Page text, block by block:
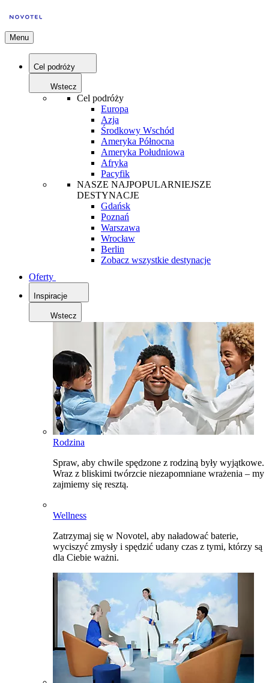
Menu
Cel podróży
Wstecz
Cel podróży
Europa
Azja
Środkowy Wschód
Ameryka Północna
Ameryka Południowa
Afryka
Pacyfik
NASZE NAJPOPULARNIEJSZE
DESTYNACJE
Gdańsk
Poznań
Warszawa
Wrocław
Berlin
Zobacz wszystkie destynacje
Oferty
Inspiracje
Wstecz
Rodzina
Spraw, aby chwile spędzone z rodziną były wyjątkowe.
Wraz z bliskimi twórzcie niezapomniane wrażenia – my
zajmiemy się resztą.
Wellness
Zatrzymaj się w Novotel, aby naładować baterie,
wyciszyć zmysły i spędzić udany czas z tymi, którzy są
dla Ciebie ważni.